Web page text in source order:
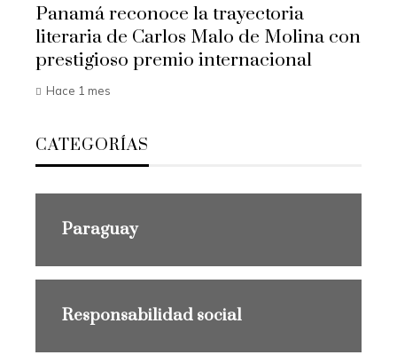
Panamá reconoce la trayectoria
literaria de Carlos Malo de Molina con
prestigioso premio internacional
Hace 1 mes
CATEGORÍAS
Paraguay
Responsabilidad social